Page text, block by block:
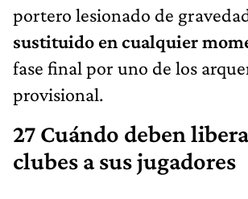
portero lesionado de
sustituido en cualquier
fase final por uno de los
provisional.
27 Cuándo deben
clubes a sus jugadores